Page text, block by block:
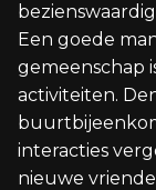
Een goede
gemeenschap
activiteiten.
interacties
nieuwe